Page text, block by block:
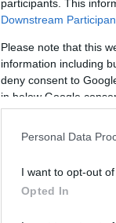
participants. This
Downstream
Please note that this
information including
deny consent to
in below Google
Personal Data
I want to opt-out
Opted In